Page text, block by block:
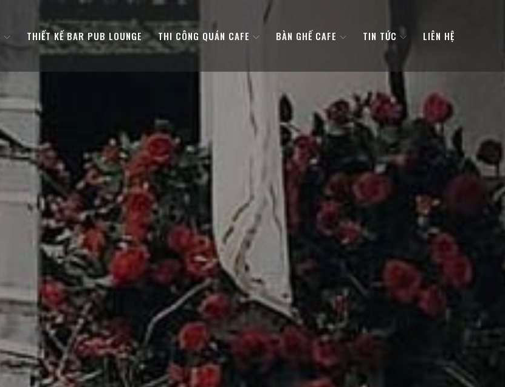
THIẾT KẾ BAR PUB LOUNGE THI CÔNG QUÁN CAFE BÀN GHẾ CAFE TIN TỨC LIÊN HỆ